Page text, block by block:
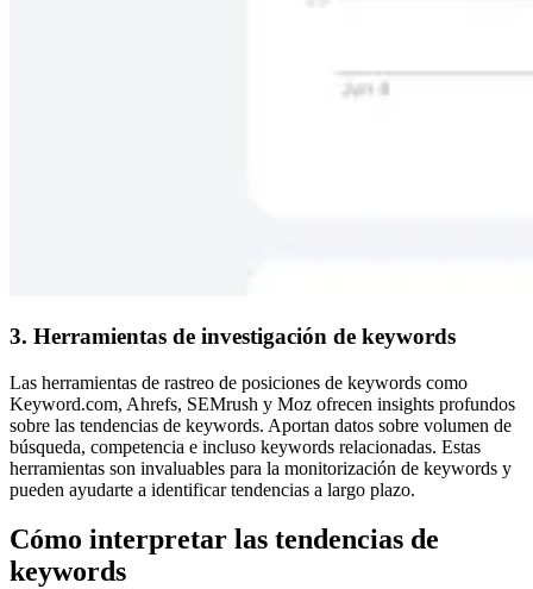
3. Herramientas de investigación de keywords
Las herramientas de rastreo de posiciones de keywords como
Keyword.com, Ahrefs, SEMrush y Moz ofrecen insights profundos
sobre las tendencias de keywords. Aportan datos sobre volumen de
búsqueda, competencia e incluso keywords relacionadas. Estas
herramientas son invaluables para la monitorización de keywords y
pueden ayudarte a identificar tendencias a largo plazo.
Cómo interpretar las tendencias de
keywords